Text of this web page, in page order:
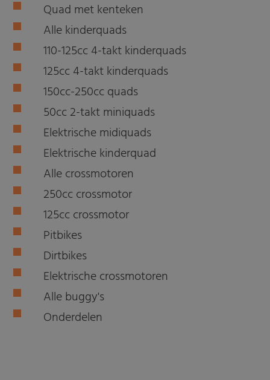
Quad met kenteken
Alle kinderquads
110-125cc 4-takt kinderquads
125cc 4-takt kinderquads
150cc-250cc quads
50cc 2-takt miniquads
Elektrische midiquads
Elektrische kinderquad
Alle crossmotoren
250cc crossmotor
125cc crossmotor
Pitbikes
Dirtbikes
Elektrische crossmotoren
Alle buggy's
Onderdelen